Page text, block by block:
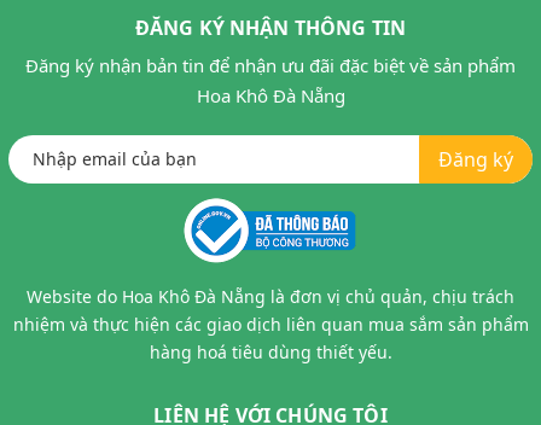
ĐĂNG KÝ NHẬN THÔNG TIN
Đăng ký nhận bản tin để nhận ưu đãi đặc biệt về sản phẩm
Hoa Khô Đà Nẵng
Đăng ký
Website do Hoa Khô Đà Nẵng là đơn vị chủ quản, chịu trách
nhiệm và thực hiện các giao dịch liên quan mua sắm sản phẩm
hàng hoá tiêu dùng thiết yếu.
LIÊN HỆ VỚI CHÚNG TÔI